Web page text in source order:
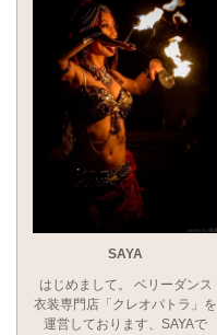
SAYA
はじめまして。 ベリーダンス
衣装専門店「クレオパトラ」を
運営しております、SAYAで